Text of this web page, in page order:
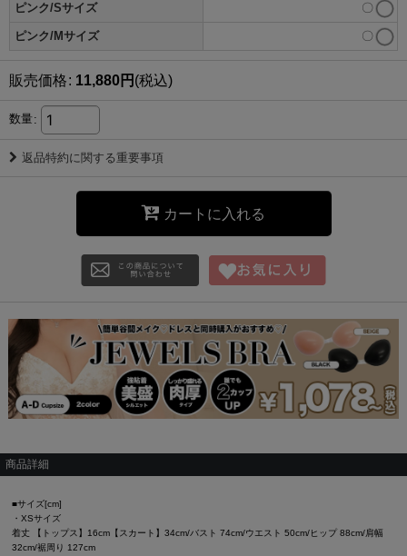
ピンク/Sサイズ 〇
ピンク/Mサイズ 〇
販売価格: 11,880円 (税込)
数量:
返品特約に関する重要事項
カートに入れる
商品詳細
■サイズ[cm]
・XSサイズ
着丈 【トップス】16cm【スカート】34cm/バスト 74cm/ウエスト 50cm/ヒップ 88cm/肩幅
32cm/裾周り 127cm